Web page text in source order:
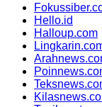
Hello.id
Halloup.com